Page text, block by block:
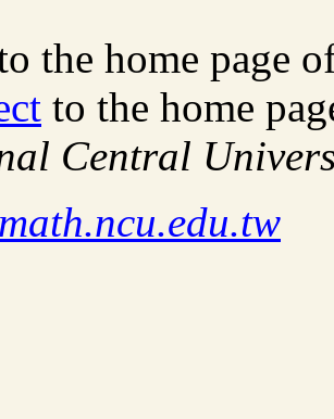
the home page
to the home
Central